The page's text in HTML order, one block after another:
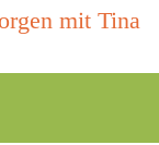
mit Tina